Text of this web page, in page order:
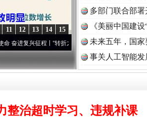
15
14
13
12
11
程丨“转折之城”激荡..·[视频] 牢记初心使命 奋进复兴
多部门联合部
《美丽中国建
未来五年，国
事关人工智能
整治超时学习、违规补课
伤亲情 巡回调解促和解..